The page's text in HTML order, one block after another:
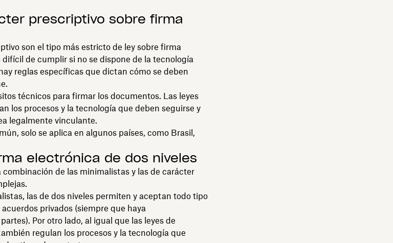
prescriptivo sobre firma
son el tipo más estricto de ley sobre firma
de cumplir si no se dispone de la tecnología
reglas específicas que dictan cómo se deben
técnicos para firmar los documentos. Las leyes
los procesos y la tecnología que deben seguirse y
legalmente vinculante.
solo se aplica en algunos países, como Brasil,
electrónica de dos niveles
combinación de las minimalistas y las de carácter
las de dos niveles permiten y aceptan todo tipo
privados (siempre que haya
Por otro lado, al igual que las leyes de
regulan los procesos y la tecnología que